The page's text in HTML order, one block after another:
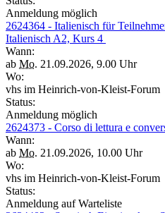
Anmeldung möglich
2624364 - Italienisch für
Italienisch A2, Kurs 4
Wann:
ab Mo. 21.09.2026, 9.00 Uhr
Wo:
vhs im Heinrich-von-Kleist-Forum
Status:
Anmeldung möglich
2624373 - Corso di lettura e
Wann:
ab Mo. 21.09.2026, 10.00 Uhr
Wo:
vhs im Heinrich-von-Kleist-Forum
Status:
Anmeldung auf Warteliste